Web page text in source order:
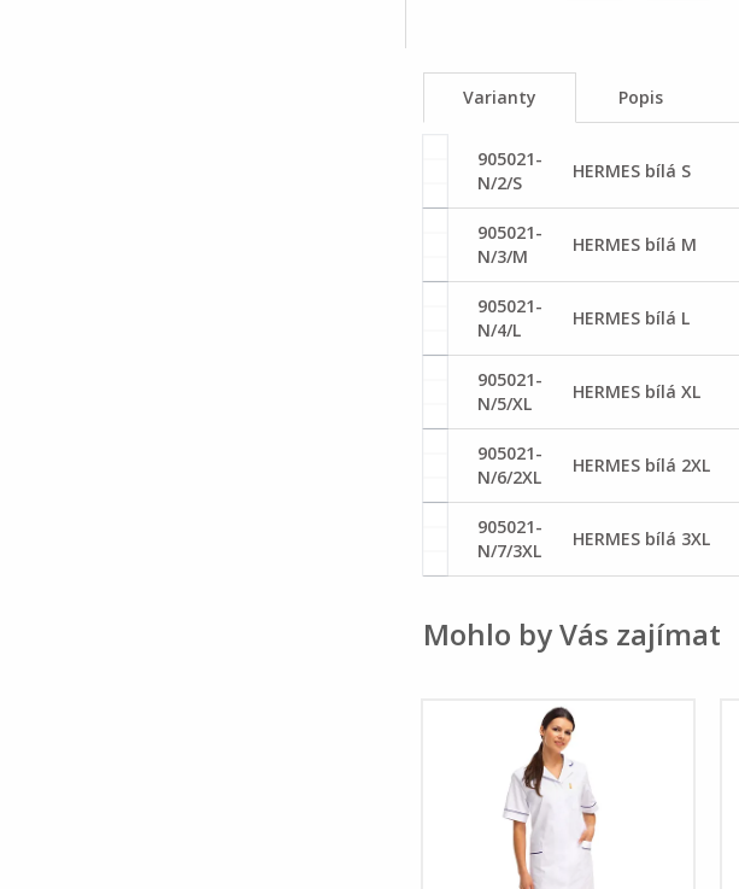
Varianty Popis
905021-
N/2/S
HERMES bílá S
905021-
N/3/M
HERMES bílá M
905021-
N/4/L
HERMES bílá L
905021-
N/5/XL
HERMES bílá XL
905021-
N/6/2XL
HERMES bílá 2XL
905021-
N/7/3XL
HERMES bílá 3XL
Mohlo by Vás zajímat